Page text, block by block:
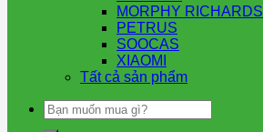
MORPHY RICHARDS
PETRUS
SOOCAS
XIAOMI
Tất cả sản phẩm
Tìm
kiếm: